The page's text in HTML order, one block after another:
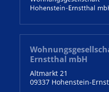
Ernstthal mbH
Altmarkt 21
09337 Hohenstein-